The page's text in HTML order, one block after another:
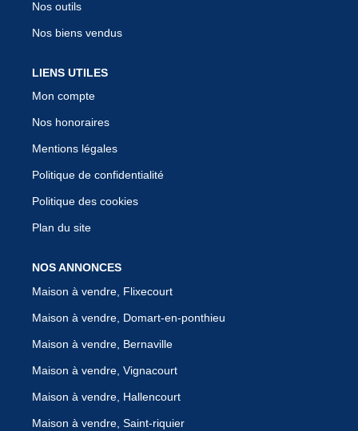
Nos outils
Nos biens vendus
LIENS UTILES
Mon compte
Nos honoraires
Mentions légales
Politique de confidentialité
Politique des cookies
Plan du site
NOS ANNONCES
Maison à vendre, Flixecourt
Maison à vendre, Domart-en-ponthieu
Maison à vendre, Bernaville
Maison à vendre, Vignacourt
Maison à vendre, Hallencourt
Maison à vendre, Saint-riquier